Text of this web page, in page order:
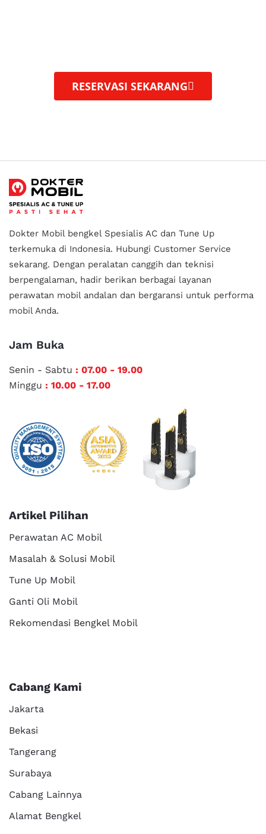
RESERVASI SEKARANG
Dokter Mobil bengkel Spesialis AC dan Tune Up
terkemuka di Indonesia. Hubungi Customer Service
sekarang. Dengan peralatan canggih dan teknisi
berpengalaman, hadir berikan berbagai layanan
perawatan mobil andalan dan bergaransi untuk performa
mobil Anda.
Jam Buka
Senin - Sabtu : 07.00 - 19.00
Minggu : 10.00 - 17.00
Artikel Pilihan
Perawatan AC Mobil
Masalah & Solusi Mobil
Tune Up Mobil
Ganti Oli Mobil
Rekomendasi Bengkel Mobil
Cabang Kami
Jakarta
Bekasi
Tangerang
Surabaya
Cabang Lainnya
Alamat Bengkel